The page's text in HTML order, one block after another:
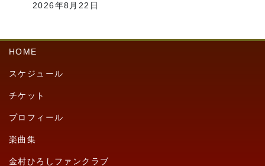
2026年8月22日
HOME
スケジュール
チケット
プロフィール
楽曲集
金村ひろしファンクラブ